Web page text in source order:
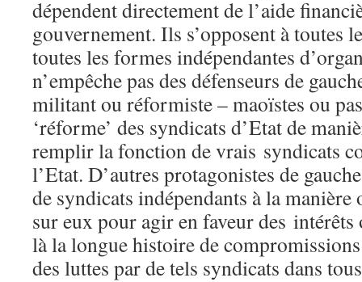
dépendent directement de l’aide
gouvernement. Ils s’opposent à toutes
toutes les formes indépendantes
n’empêche pas des défenseurs de
militant ou réformiste – maoïstes ou
‘réforme’ des syndicats d’Etat de
remplir la fonction de vrais syndicats
l’Etat. D’autres protagonistes de
de syndicats indépendants à la
sur eux pour agir en faveur des
là la longue histoire de
des luttes par de tels syndicats dans